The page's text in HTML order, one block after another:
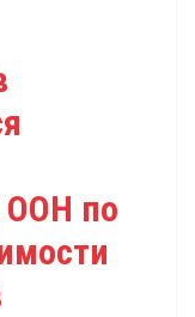
ООН по